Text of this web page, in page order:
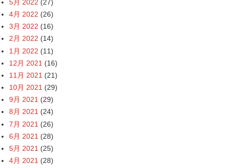
5月 2022 (27)
4月 2022 (26)
3月 2022 (16)
2月 2022 (14)
1月 2022 (11)
12月 2021 (16)
11月 2021 (21)
10月 2021 (29)
9月 2021 (29)
8月 2021 (24)
7月 2021 (26)
6月 2021 (28)
5月 2021 (25)
4月 2021 (28)